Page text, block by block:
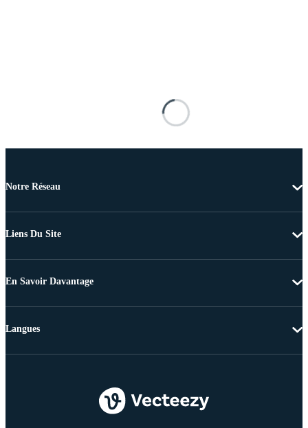
Notre Réseau
Liens Du Site
En Savoir Davantage
Langues